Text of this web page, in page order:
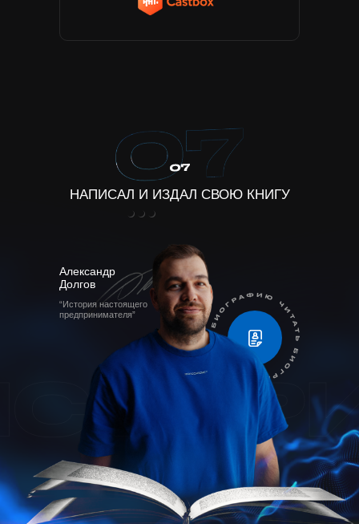
НАПИСАЛ И ИЗДАЛ СВОЮ КНИГУ
Александр
Долгов
“История настоящего
предпринимателя”